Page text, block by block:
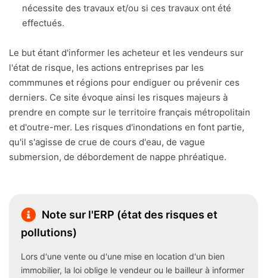
nécessite des travaux et/ou si ces travaux ont été
effectués.
Le but étant d'informer les acheteur et les vendeurs sur
l'état de risque, les actions entreprises par les
commmunes et régions pour endiguer ou prévenir ces
derniers. Ce site évoque ainsi les risques majeurs à
prendre en compte sur le territoire français métropolitain
et d'outre-mer. Les risques d'inondations en font partie,
qu'il s'agisse de crue de cours d'eau, de vague
submersion, de débordement de nappe phréatique.
Note sur l'ERP (état des risques et
pollutions)
Lors d'une vente ou d'une mise en location d'un bien
immobilier, la loi oblige le vendeur ou le bailleur à informer